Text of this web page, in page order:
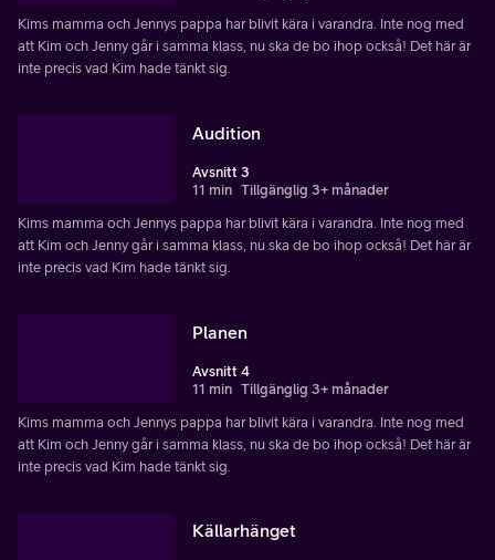
Kims mamma och Jennys pappa har blivit kära i varandra. Inte nog med
att Kim och Jenny går i samma klass, nu ska de bo ihop också! Det här är
inte precis vad Kim hade tänkt sig.
Audition
Avsnitt 3
11 min Tillgänglig 3+ månader
Kims mamma och Jennys pappa har blivit kära i varandra. Inte nog med
att Kim och Jenny går i samma klass, nu ska de bo ihop också! Det här är
inte precis vad Kim hade tänkt sig.
Planen
Avsnitt 4
11 min Tillgänglig 3+ månader
Kims mamma och Jennys pappa har blivit kära i varandra. Inte nog med
att Kim och Jenny går i samma klass, nu ska de bo ihop också! Det här är
inte precis vad Kim hade tänkt sig.
Källarhänget